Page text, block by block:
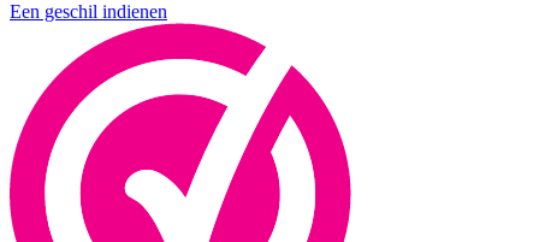
Een geschil indienen